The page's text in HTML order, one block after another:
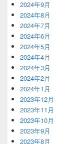
2024年9月
2024年8月
2024年7月
2024年6月
2024年5月
2024年4月
2024年3月
2024年2月
2024年1月
2023年12月
2023年11月
2023年10月
2023年9月
2023年8月